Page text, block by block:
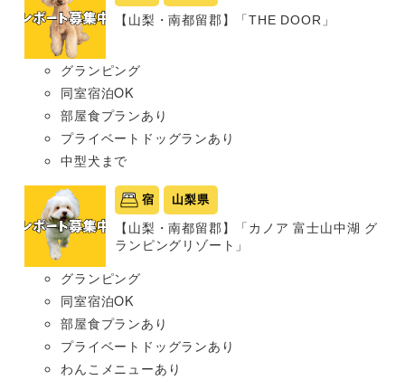
【山梨・南都留郡】「THE DOOR」
グランピング
同室宿泊OK
部屋食プランあり
プライベートドッグランあり
中型犬まで
宿 山梨県
【山梨・南都留郡】「カノア 富士山中湖 グ
ランピングリゾート」
グランピング
同室宿泊OK
部屋食プランあり
プライベートドッグランあり
わんこメニューあり